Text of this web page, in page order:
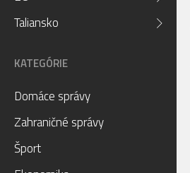
Taliansko
KATEGÓRIE
Domáce správy
Zahraničné správy
Šport